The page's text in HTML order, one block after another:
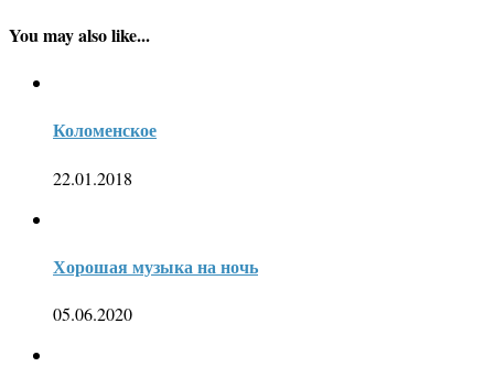
You may also like...
Коломенское
22.01.2018
Хорошая музыка на ночь
05.06.2020